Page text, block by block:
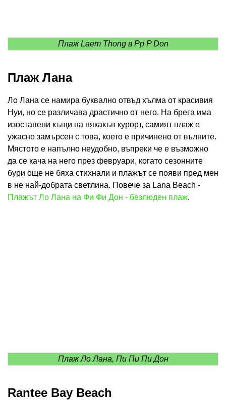
Плаж Laem Thong в Pp P Don
Плаж Лана
Ло Лана се намира буквално отвъд хълма от красивия
Нуи, но се различава драстично от него. На брега има
изоставени къщи на някакъв курорт, самият плаж е
ужасно замърсен с това, което е причинено от вълните.
Мястото е напълно неудобно, въпреки че е възможно
да се кача на него през февруари, когато сезонните
бури още не бяха стихнали и плажът се появи пред мен
в не най-добрата светлина. Повече за Lana Beach -
Плажът Ло Лана на Фи Фи Дон - безлюден плаж.
Плаж Ло Лана, Пи Пи Пи Дон
Rantee Bay Beach